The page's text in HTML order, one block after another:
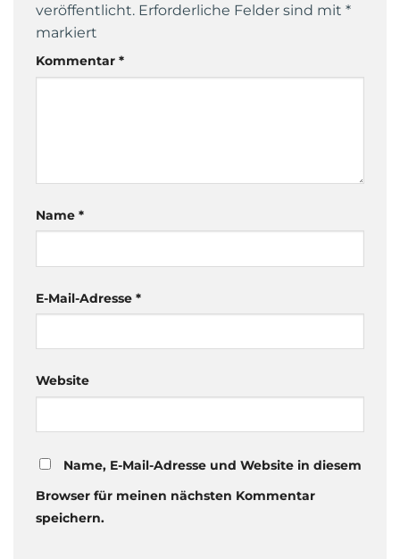
veröffentlicht. Erforderliche Felder sind mit *
markiert
Kommentar *
Name *
E-Mail-Adresse *
Website
Name, E-Mail-Adresse und Website in diesem
Browser für meinen nächsten Kommentar
speichern.